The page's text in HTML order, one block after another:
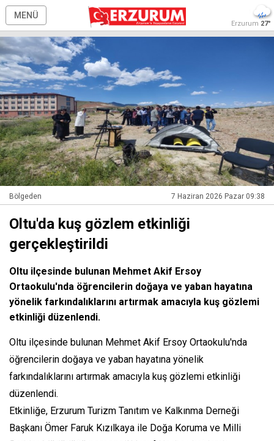
MENÜ
Erzurum 27°
Bölgeden 7 Haziran 2026 Pazar 09:38
Oltu'da kuş gözlem etkinliği
gerçekleştirildi
Oltu ilçesinde bulunan Mehmet Akif Ersoy
Ortaokulu'nda öğrencilerin doğaya ve yaban hayatına
yönelik farkındalıklarını artırmak amacıyla kuş gözlemi
etkinliği düzenlendi.
Oltu ilçesinde bulunan Mehmet Akif Ersoy Ortaokulu'nda
öğrencilerin doğaya ve yaban hayatına yönelik
farkındalıklarını artırmak amacıyla kuş gözlemi etkinliği
düzenlendi.
Etkinliğe, Erzurum Turizm Tanıtım ve Kalkınma Derneği
Başkanı Ömer Faruk Kızılkaya ile Doğa Koruma ve Milli